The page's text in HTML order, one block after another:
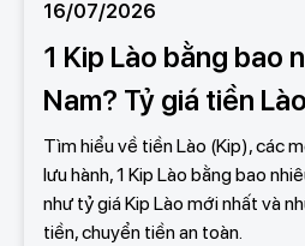
16/07/2026
1 Kip Lào bằng bao
Nam? Tỷ giá tiền
Tìm hiểu về tiền Lào (Kip), các
lưu hành, 1 Kip Lào bằng bao
như tỷ giá Kip Lào mới nhất và
tiền, chuyển tiền an toàn.